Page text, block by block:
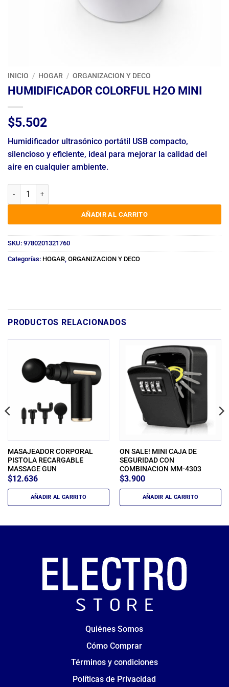
INICIO / HOGAR / ORGANIZACION Y DECO
HUMIDIFICADOR COLORFUL H2O MINI
$5.502
Humidificador ultrasónico portátil USB compacto,
silencioso y eficiente, ideal para mejorar la calidad del
aire en cualquier ambiente.
HUMIDIFICADOR COLORFUL H2O MINI cantidad
AÑADIR AL CARRITO
SKU: 9780201321760
Categorías: HOGAR, ORGANIZACION Y DECO
PRODUCTOS RELACIONADOS
MASAJEADOR CORPORAL
PISTOLA RECARGABLE
MASSAGE GUN
$12.636
AÑADIR AL CARRITO
ON SALE! MINI CAJA DE
SEGURIDAD CON
COMBINACION MM-4303
$3.900
AÑADIR AL CARRITO
Quiénes Somos
Cómo Comprar
Términos y condiciones
Políticas de Privacidad